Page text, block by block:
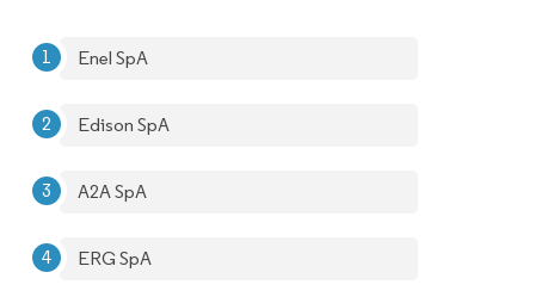
Enel SpA
Edison SpA
A2A SpA
ERG SpA